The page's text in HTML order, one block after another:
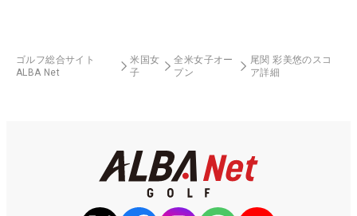
ゴルフ総合サイト
ALBA Net
米国女
子
全米女子オー
プン
尾関 彩美悠のスコ
ア詳細